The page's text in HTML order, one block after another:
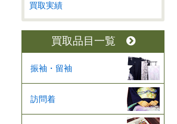
買取実績
買取品目一覧
振袖・留袖
訪問着